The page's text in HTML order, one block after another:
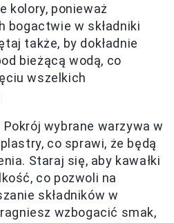
kolory, ponieważ
bogactwie w składniki
także, by dokładnie
bieżącą wodą, co
wszelkich
Pokrój wybrane warzywa w
co sprawi, że będą
Staraj się, aby kawałki
co pozwoli na
składników w
wzbogacić smak,